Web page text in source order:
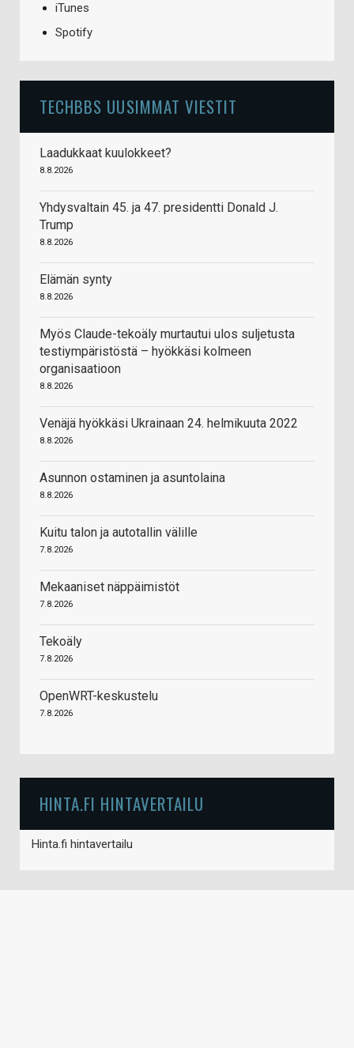
iTunes
Spotify
TECHBBS UUSIMMAT VIESTIT
Laadukkaat kuulokkeet?
8.8.2026
Yhdysvaltain 45. ja 47. presidentti Donald J.
Trump
8.8.2026
Elämän synty
8.8.2026
Myös Claude-tekoäly murtautui ulos suljetusta
testiympäristöstä – hyökkäsi kolmeen
organisaatioon
8.8.2026
Venäjä hyökkäsi Ukrainaan 24. helmikuuta 2022
8.8.2026
Asunnon ostaminen ja asuntolaina
8.8.2026
Kuitu talon ja autotallin välille
7.8.2026
Mekaaniset näppäimistöt
7.8.2026
Tekoäly
7.8.2026
OpenWRT-keskustelu
7.8.2026
HINTA.FI HINTAVERTAILU
Hinta.fi hintavertailu